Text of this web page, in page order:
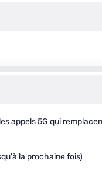
appels 5G qui
la prochaine fois)